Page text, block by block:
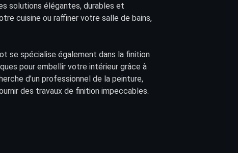
solutions élégantes, durables et
cuisine ou raffiner votre salle de bains,
se spécialise également dans la finition
pour embellir votre intérieur grâce à
d’un professionnel de la peinture,
des travaux de finition impeccables.